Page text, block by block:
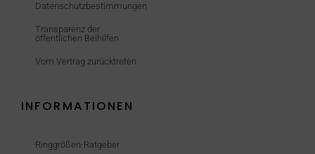
Datenschutzbestimmungen
Transparenz der
öffentlichen Beihilfen
Vom Vertrag zurücktreten
INFORMATIONEN
Ringgrößen-Ratgeber